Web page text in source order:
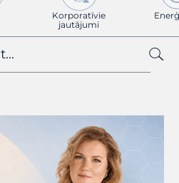
Korporatīvie
jautājumi